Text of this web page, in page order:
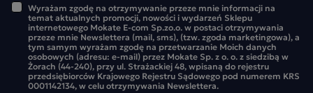
Wyrażam zgodę na otrzymywanie przeze mnie informacji na
temat aktualnych promocji, nowości i wydarzeń Sklepu
internetowego Mokate E-com Sp.zo.o. w postaci otrzymywania
przeze mnie Newslettera (mail, sms), (tzw. zgoda marketingowa), a
tym samym wyrażam zgodę na przetwarzanie Moich danych
osobowych (adresu: e-mail) przez Mokate Sp. z o. o. z siedzibą w
Żorach (44-240), przy ul. Strażackiej 48, wpisaną do rejestru
przedsiębiorców Krajowego Rejestru Sądowego pod numerem KRS
0001142134, w celu otrzymywania Newslettera.